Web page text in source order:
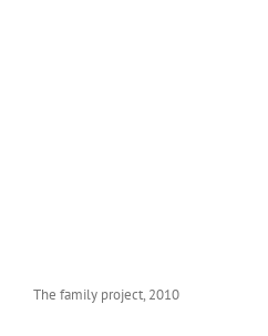
The family project, 2010